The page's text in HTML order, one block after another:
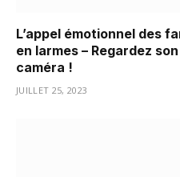
L’appel émotionnel des
en larmes – Regardez
caméra !
JUILLET 25, 2023